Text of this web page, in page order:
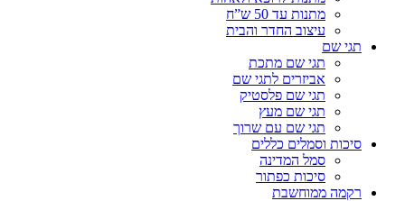
מתנות עד 50 ש”ח
עיצוב החדר והבית
תגי שם
תגי שם מתכת
אביזרים לתגי שם
תגי שם פלסטיק
תגי שם מעץ
תגי שם עם שרוך
סיכות וסמלים כללים
סמל המדינה
סיכות כפתור
רקמה ממוחשבת